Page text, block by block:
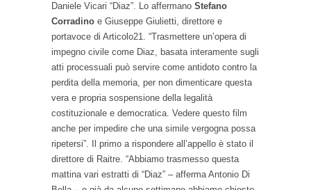
Daniele Vicari “Diaz”. Lo affermano Stefano
Corradino e Giuseppe Giulietti, direttore e
portavoce di Articolo21. “Trasmettere un’opera di
impegno civile come Diaz, basata interamente sugli
atti processuali può servire come antidoto contro la
perdita della memoria, per non dimenticare questa
vera e propria sospensione della legalità
costituzionale e democratica. Vedere questo film
anche per impedire che una simile vergogna possa
ripetersi”. Il primo a rispondere all’appello è stato il
direttore di Raitre. “Abbiamo trasmesso questa
mattina vari estratti di “Diaz” – afferma Antonio Di